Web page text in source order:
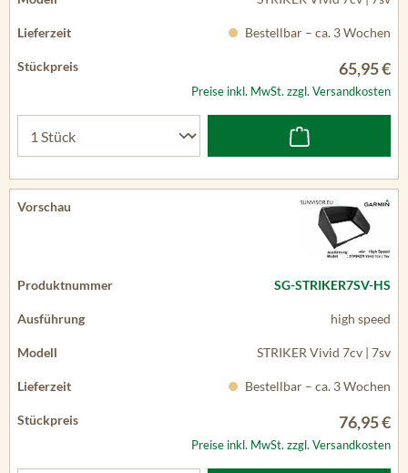
Bestellbar – ca. 3 Wochen
65,95 €
Preise inkl. MwSt. zzgl. Versandkosten
SG-STRIKER7SV-HS
high speed
STRIKER Vivid 7cv | 7sv
Bestellbar – ca. 3 Wochen
76,95 €
Preise inkl. MwSt. zzgl. Versandkosten